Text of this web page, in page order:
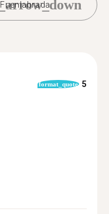
Fuenlabrada
format_quote 5